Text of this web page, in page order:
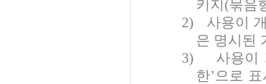
키지 (묶음
2)
사용이
은 명시된
3)
사용이
한’ 으로